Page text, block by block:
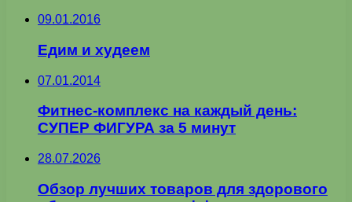
09.01.2016
Едим и худеем
07.01.2014
Фитнес-комплекс на каждый день:
СУПЕР ФИГУРА за 5 минут
28.07.2026
Обзор лучших товаров для здорового